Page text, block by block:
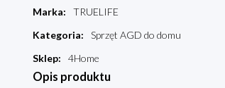
Marka:
TRUELIFE
Kategoria:
Sprzęt AGD do domu
Sklep: 4Home
Opis produktu